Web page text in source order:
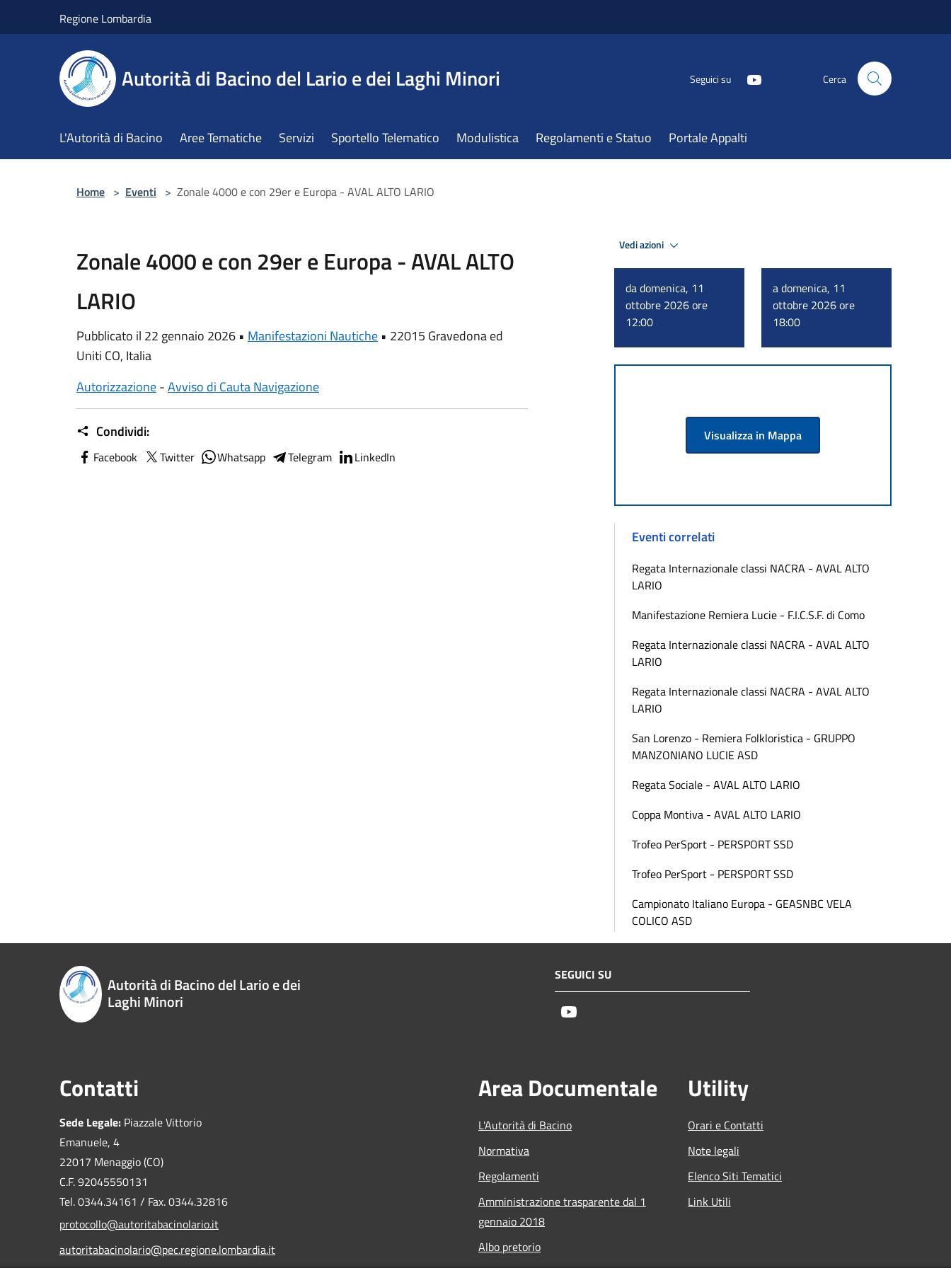
Regione Lombardia
Autorità di Bacino del Lario e dei Laghi Minori Seguici su Cerca
L'Autorità di Bacino Aree Tematiche Servizi Sportello Telematico Modulistica Regolamenti e Statuo Portale Appalti
Home > Eventi > Zonale 4000 e con 29er e Europa - AVAL ALTO LARIO
Zonale 4000 e con 29er e Europa - AVAL ALTO
LARIO
Pubblicato il 22 gennaio 2026 • Manifestazioni Nautiche • 22015 Gravedona ed
Uniti CO, Italia
Autorizzazione-Avviso di Cauta Navigazione
Condividi:
Facebook Twitter Whatsapp Telegram LinkedIn
Vedi azioni
da domenica, 11
ottobre 2026 ore
12:00
a domenica, 11
ottobre 2026 ore
18:00
Visualizza in Mappa
Eventi correlati
Regata Internazionale classi NACRA - AVAL ALTO
LARIO
Manifestazione Remiera Lucie - F.I.C.S.F. di Como
Regata Internazionale classi NACRA - AVAL ALTO
LARIO
Regata Internazionale classi NACRA - AVAL ALTO
LARIO
San Lorenzo - Remiera Folkloristica - GRUPPO
MANZONIANO LUCIE ASD
Regata Sociale - AVAL ALTO LARIO
Coppa Montiva - AVAL ALTO LARIO
Trofeo PerSport - PERSPORT SSD
Trofeo PerSport - PERSPORT SSD
Campionato Italiano Europa - GEASNBC VELA
COLICO ASD
Autorità di Bacino del Lario e dei
Laghi Minori
SEGUICI SU
Contatti
Sede Legale: Piazzale Vittorio
Emanuele, 4
22017 Menaggio (CO)
C.F. 92045550131
Tel. 0344.34161 / Fax. 0344.32816
protocollo@autoritabacinolario.it
autoritabacinolario@pec.regione.lombardia.it
Area Documentale
L'Autorità di Bacino
Normativa
Regolamenti
Amministrazione trasparente dal 1
gennaio 2018
Albo pretorio
Utility
Orari e Contatti
Note legali
Elenco Siti Tematici
Link Utili